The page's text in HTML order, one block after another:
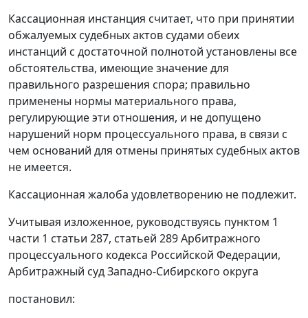
Кассационная инстанция считает, что при принятии
обжалуемых судебных актов судами обеих
инстанций с достаточной полнотой установлены все
обстоятельства, имеющие значение для
правильного разрешения спора; правильно
применены нормы материального права,
регулирующие эти отношения, и не допущено
нарушений норм процессуального права, в связи с
чем оснований для отмены принятых судебных актов
не имеется.
Кассационная жалоба удовлетворению не подлежит.
Учитывая изложенное, руководствуясь пунктом 1
части 1 статьи 287, статьей 289 Арбитражного
процессуального кодекса Российской Федерации,
Арбитражный суд Западно-Сибирского округа
постановил: